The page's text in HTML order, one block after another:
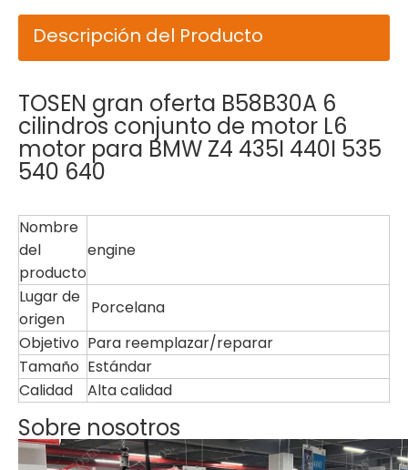
Descripción del Producto
TOSEN gran oferta B58B30A 6
cilindros conjunto de motor L6
motor para BMW Z4 435I 440I 535
540 640
Nombre
del
producto
engine
Lugar de
origen
Porcelana
Objetivo Para reemplazar/reparar
Tamaño Estándar
Calidad
Alta calidad
Sobre nosotros